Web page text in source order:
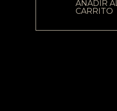
AÑADIR AL
CARRITO